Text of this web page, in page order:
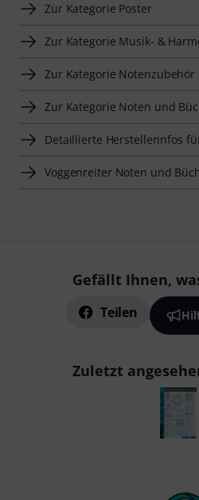
Zur Kategorie Poster
Zur Kategorie Musik- &
Zur Kategorie Notenzubehör
Zur Kategorie Noten und
Detaillierte Herstellerinfos
Voggenreiter Noten und
Gefällt Ihnen,
Teilen
Zuletzt